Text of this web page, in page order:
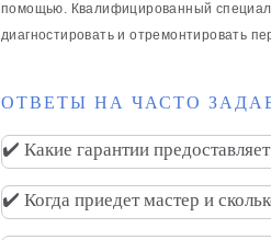
помощью. Квалифицированный
диагностировать и отремонтировать
ОТВЕТЫ НА ЧАСТО
✔️ Какие гарантии
✔️ Когда приедет мастер и